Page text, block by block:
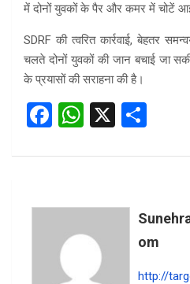
में दोनों युवकों के पैर और कमर में चोटें
SDRF की त्वरित कार्रवाई, बेहतर
चलते दोनों युवकों की जान बचाई जा
के प्रयासों की सराहना की है।
F
ce
o
o
k
W
at
A
p
p
X
ar
Om
http://